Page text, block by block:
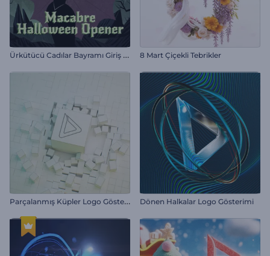
Ü
rkütücü Cadılar Bayramı Giriş Videosu 8 Mart Çiçekli Tebrikler
P
arçalanmış Küpler Logo Gösterimi Dönen Halkalar Logo Gösterimi